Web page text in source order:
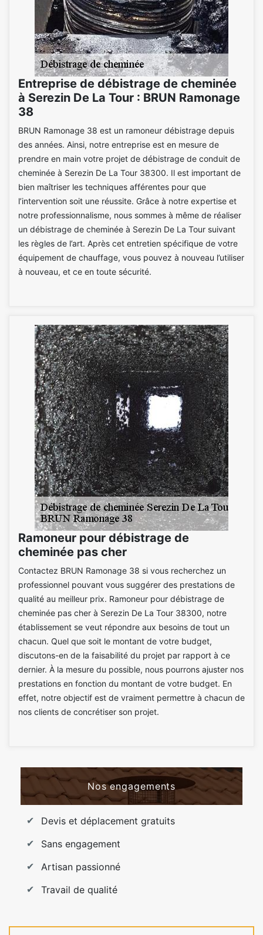
Entreprise de débistrage de cheminée
à Serezin De La Tour : BRUN Ramonage
38
BRUN Ramonage 38 est un ramoneur débistrage depuis
des années. Ainsi, notre entreprise est en mesure de
prendre en main votre projet de débistrage de conduit de
cheminée à Serezin De La Tour 38300. Il est important de
bien maîtriser les techniques afférentes pour que
l’intervention soit une réussite. Grâce à notre expertise et
notre professionnalisme, nous sommes à même de réaliser
un débistrage de cheminée à Serezin De La Tour suivant
les règles de l’art. Après cet entretien spécifique de votre
équipement de chauffage, vous pouvez à nouveau l’utiliser
à nouveau, et ce en toute sécurité.
Ramoneur pour débistrage de
cheminée pas cher
Contactez BRUN Ramonage 38 si vous recherchez un
professionnel pouvant vous suggérer des prestations de
qualité au meilleur prix. Ramoneur pour débistrage de
cheminée pas cher à Serezin De La Tour 38300, notre
établissement se veut répondre aux besoins de tout un
chacun. Quel que soit le montant de votre budget,
discutons-en de la faisabilité du projet par rapport à ce
dernier. À la mesure du possible, nous pourrons ajuster nos
prestations en fonction du montant de votre budget. En
effet, notre objectif est de vraiment permettre à chacun de
nos clients de concrétiser son projet.
Nos engagements
Devis et déplacement gratuits
Sans engagement
Artisan passionné
Travail de qualité